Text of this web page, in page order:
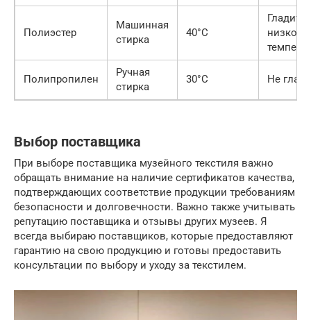
Полиэстер
Машинная
стирка
40°C
Гладить
низкой
Полипропилен
Ручная
стирка
30°C Не
Выбор поставщика
При выборе поставщика музейного текстиля важно
обращать внимание на наличие сертификатов качества,
подтверждающих соответствие продукции требованиям
безопасности и долговечности. Важно также учитывать
репутацию поставщика и отзывы других музеев. Я
всегда выбираю поставщиков, которые предоставляют
гарантию на свою продукцию и готовы предоставить
консультации по выбору и уходу за текстилем.